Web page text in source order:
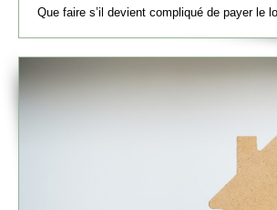
Que faire s’il devient compliqué de payer le